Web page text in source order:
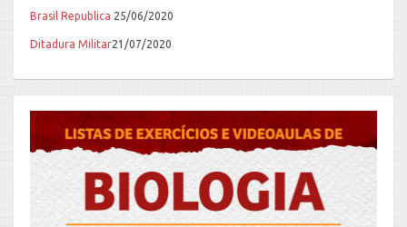
Brasil Republica 25/06/2020
Ditadura Militar21/07/2020